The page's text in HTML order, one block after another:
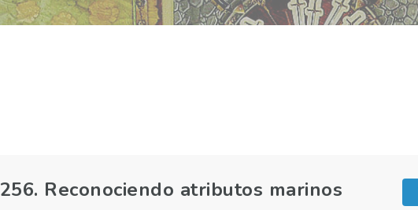
256. Reconociendo atributos marinos